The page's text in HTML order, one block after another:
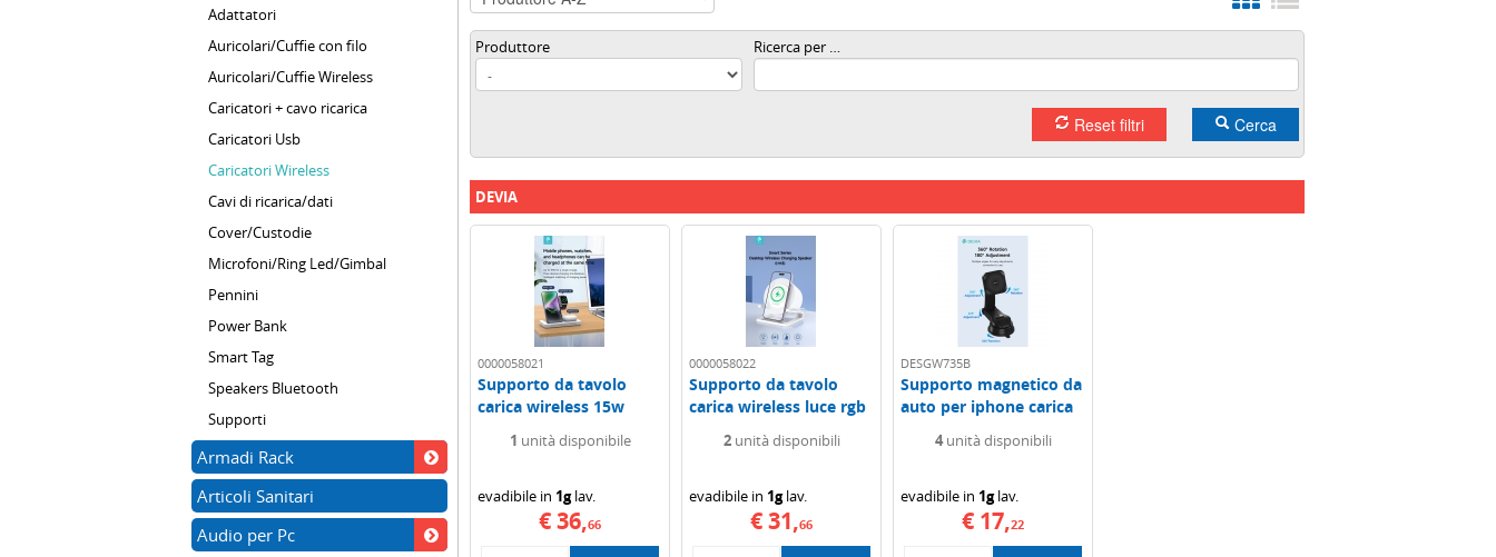
Produttore Ricerca per …
Reset filtri Cerca
DEVIA
0000058021
Supporto da tavolo
carica wireless 15w
1 unità disponibile
evadibile in 1glav.
€ 36,66
0000058022
Supporto da tavolo
carica wireless luce rgb
2unità disponibili
evadibile in 1glav.
€ 31,66
DESGW735B
Supporto magnetico da
auto per iphone carica
4unità disponibili
evadibile in 1glav.
€ 17,22
Adattatori
Auricolari/Cuffie con filo
Auricolari/Cuffie Wireless
Caricatori + cavo ricarica
Caricatori Usb
Caricatori Wireless
Cavi di ricarica/dati
Cover/Custodie
Microfoni/Ring Led/Gimbal
Pennini
Power Bank
Smart Tag
Speakers Bluetooth
Supporti
Armadi Rack
Articoli Sanitari
Audio per Pc